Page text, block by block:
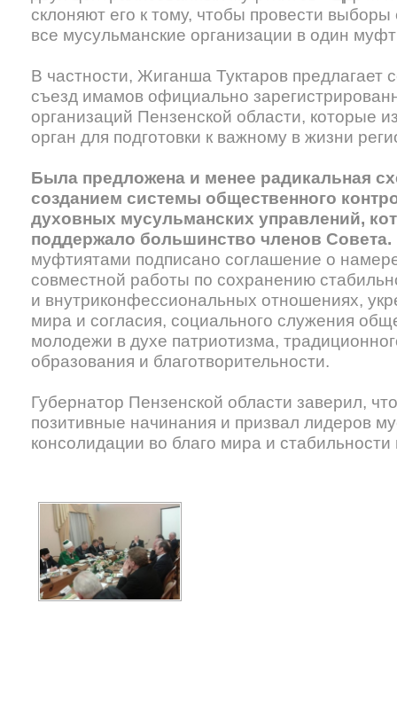
склоняют его к тому, чтобы провести
все мусульманские организации в один
В частности, Жиганша Туктаров предлагает
съезд имамов официально
организаций Пензенской области, которые
орган для подготовки к важному в жизни
Была предложена и менее радикальная
созданием системы общественного
духовных мусульманских управлений,
поддержало большинство членов Совета.
муфтиятами подписано соглашение о
совместной работы по сохранению
и внутриконфессиональных отношениях,
мира и согласия, социального служения
молодежи в духе патриотизма,
образования и благотворительности.
Губернатор Пензенской области заверил,
позитивные начинания и призвал лидеров
консолидации во благо мира и стабильности